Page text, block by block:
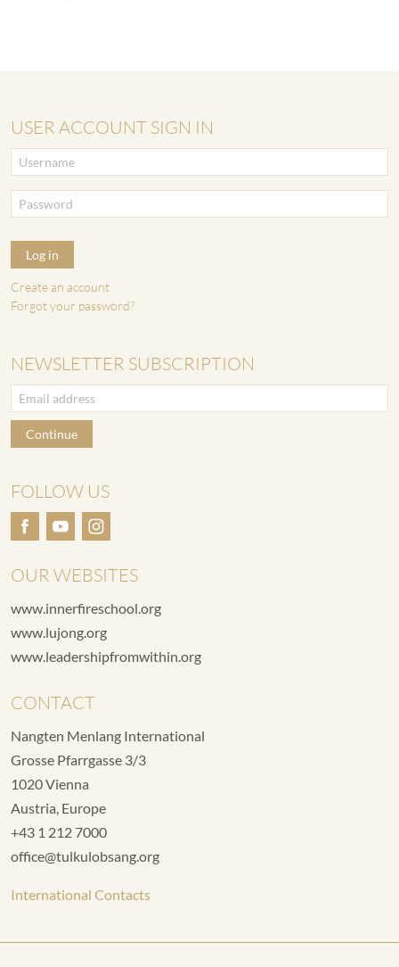
USER ACCOUNT SIGN IN
Log in
Create an account
Forgot your password?
NEWSLETTER SUBSCRIPTION
Continue
FOLLOW US
OUR WEBSITES
www.innerfireschool.org
www.lujong.org
www.leadershipfromwithin.org
CONTACT
Nangten Menlang International
Grosse Pfarrgasse 3/3
1020 Vienna
Austria, Europe
+43 1 212 7000
office@tulkulobsang.org
International Contacts